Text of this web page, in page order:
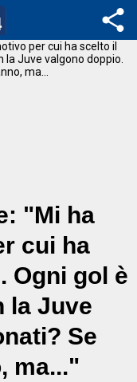
"Mi ha
cui ha
Ogni gol è
la Juve
Se
ma..."